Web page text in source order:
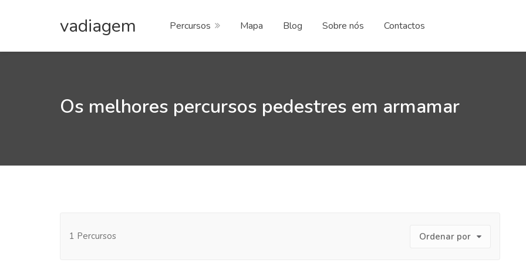
vadiagem Percursos Mapa Blog Sobre nós Contactos
Os melhores percursos pedestres em armamar
1 Percursos Ordenar por